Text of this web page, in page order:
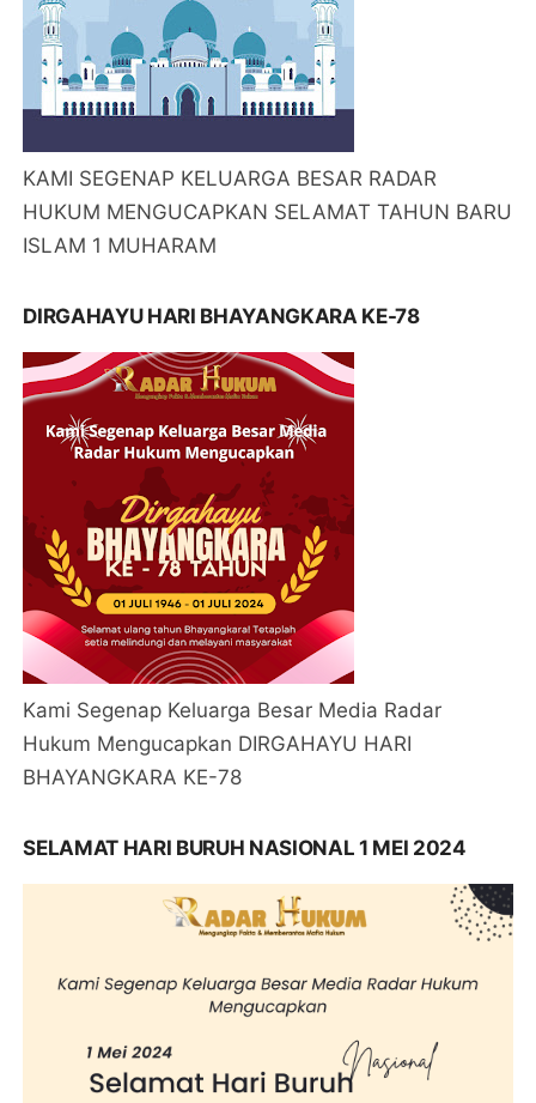
KAMI SEGENAP KELUARGA BESAR RADAR
HUKUM MENGUCAPKAN SELAMAT TAHUN BARU
ISLAM 1 MUHARAM
DIRGAHAYU HARI BHAYANGKARA KE-78
Kami Segenap Keluarga Besar Media Radar
Hukum Mengucapkan DIRGAHAYU HARI
BHAYANGKARA KE-78
SELAMAT HARI BURUH NASIONAL 1 MEI 2024